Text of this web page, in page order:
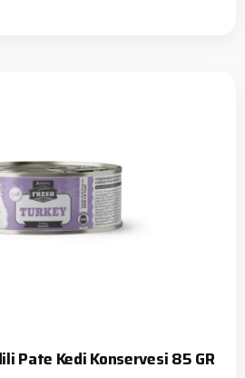
Pate Kedi Konservesi 85 GR